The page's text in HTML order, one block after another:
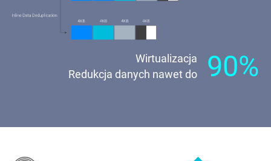
Wirtualizacja
Redukcja danych nawet do
90%